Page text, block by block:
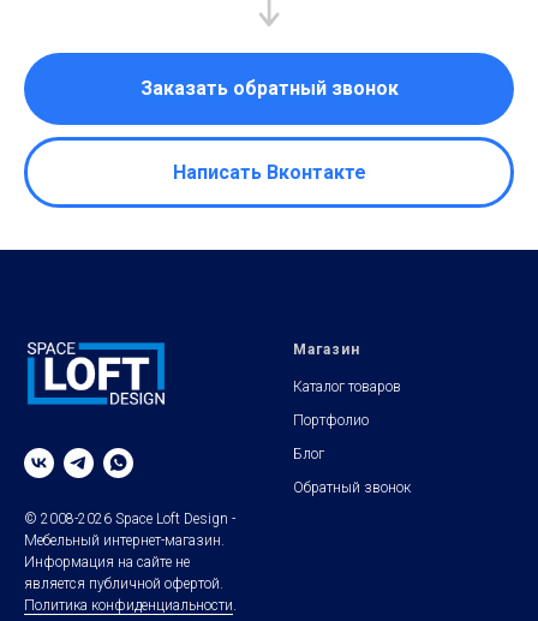
Заказать обратный звонок
Написать Вконтакте
© 2008-2026 Space Loft Design -
Мебельный интернет-магазин.
Информация на сайте не
является публичной офертой.
Политика конфиденциальности.
Магазин
Каталог товаров
Портфолио
Блог
Обратный звонок